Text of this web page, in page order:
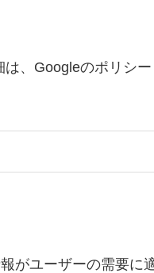
、Googleのポリシ
がユーザーの需要に